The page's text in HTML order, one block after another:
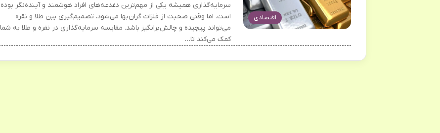
اقتصادی
سرمایه‌گذاری همیشه یکی از مهم‌ترین دغدغه‌های افراد هوشمند و آینده‌نگر بوده
است. اما وقتی صحبت از فلزات گران‌بها می‌شود، تصمیم‌گیری بین طلا و نقره
می‌تواند پیچیده و چالش‌برانگیز باشد. مقایسه سرمایه‌گذاری در نقره و طلا به شما
کمک می‌کند تا…